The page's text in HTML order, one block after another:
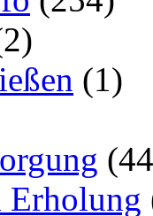
(1)
Erholung